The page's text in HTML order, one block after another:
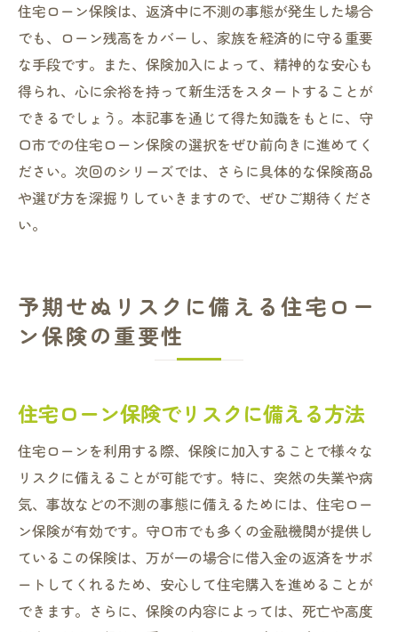
住宅ローン保険は、返済中に不測の事態が発生した場合
でも、ローン残高をカバーし、家族を経済的に守る重要
な手段です。また、保険加入によって、精神的な安心も
得られ、心に余裕を持って新生活をスタートすることが
できるでしょう。本記事を通じて得た知識をもとに、守
口市での住宅ローン保険の選択をぜひ前向きに進めてく
ださい。次回のシリーズでは、さらに具体的な保険商品
や選び方を深掘りしていきますので、ぜひご期待くださ
い。
予期せぬリスクに備える住宅ロー
ン保険の重要性
住宅ローン保険でリスクに備える方法
住宅ローンを利用する際、保険に加入することで様々な
リスクに備えることが可能です。特に、突然の失業や病
気、事故などの不測の事態に備えるためには、住宅ロー
ン保険が有効です。守口市でも多くの金融機関が提供し
ているこの保険は、万が一の場合に借入金の返済をサポ
ートしてくれるため、安心して住宅購入を進めることが
できます。さらに、保険の内容によっては、死亡や高度